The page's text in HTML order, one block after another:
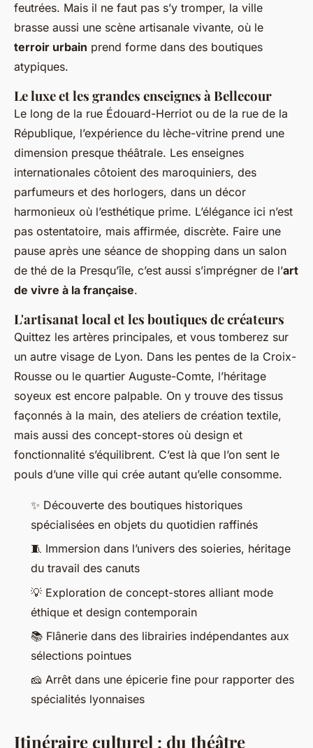
feutrées. Mais il ne faut pas s’y tromper, la ville
brasse aussi une scène artisanale vivante, où le
terroir urbain prend forme dans des boutiques
atypiques.
Le luxe et les grandes enseignes à Bellecour
Le long de la rue Édouard-Herriot ou de la rue de la
République, l’expérience du lèche-vitrine prend une
dimension presque théâtrale. Les enseignes
internationales côtoient des maroquiniers, des
parfumeurs et des horlogers, dans un décor
harmonieux où l’esthétique prime. L’élégance ici n’est
pas ostentatoire, mais affirmée, discrète. Faire une
pause après une séance de shopping dans un salon
de thé de la Presqu’île, c’est aussi s’imprégner de l’art
de vivre à la française.
L'artisanat local et les boutiques de créateurs
Quittez les artères principales, et vous tomberez sur
un autre visage de Lyon. Dans les pentes de la Croix-
Rousse ou le quartier Auguste-Comte, l’héritage
soyeux est encore palpable. On y trouve des tissus
façonnés à la main, des ateliers de création textile,
mais aussi des concept-stores où design et
fonctionnalité s’équilibrent. C’est là que l’on sent le
pouls d’une ville qui crée autant qu’elle consomme.
✨ Découverte des boutiques historiques
spécialisées en objets du quotidien raffinés
🧵 Immersion dans l’univers des soieries, héritage
du travail des canuts
💡 Exploration de concept-stores alliant mode
éthique et design contemporain
📚 Flânerie dans des librairies indépendantes aux
sélections pointues
🧀 Arrêt dans une épicerie fine pour rapporter des
spécialités lyonnaises
Itinéraire culturel : du théâtre